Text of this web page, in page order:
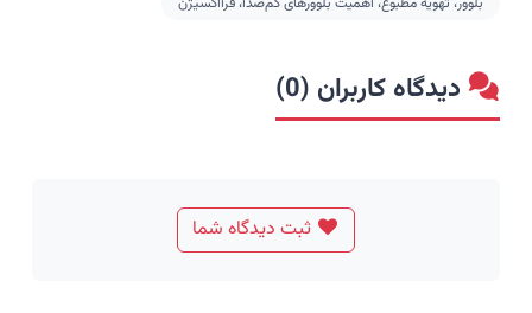
دیدگاه کاربران (0)
ثبت دیدگاه شما